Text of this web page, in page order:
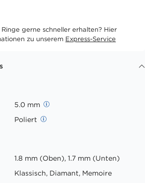
gerne schneller erhalten? Hier
zu unserem Express-Service
5.0 mm
Poliert
1.8 mm (Oben), 1.7 mm (Unten)
Klassisch, Diamant, Memoire